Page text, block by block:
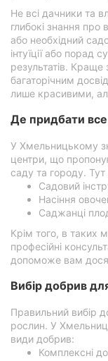
Не всі дачники та
глибокі знання
або необхідний
інтуїції або порад
результатів. Краще
багаторічним
лише красивими,
Де придбати
У Хмельницькому
центри, що
саду та городу.
Садовий
Насіння
Саджанці
Крім того, в таких
професійні
допоможе вам
Вибір добрив
Правильний вибір
рослин. У
види добрив:
Комплексні